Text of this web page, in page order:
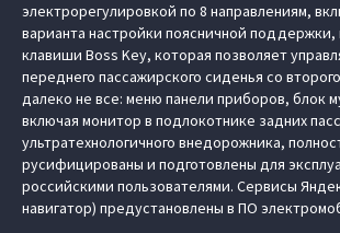
электрорегулировкой по 8 направлениям,
варианта настройки поясничной поддержки,
клавиши Boss Key, которая позволяет
переднего пассажирского сиденья со
далеко не все: меню панели приборов, блок
включая монитор в подлокотнике задних
ультратехнологичного внедорожника,
русифицированы и подготовлены для
российскими пользователями. Сервисы
навигатор) предустановлены в ПО